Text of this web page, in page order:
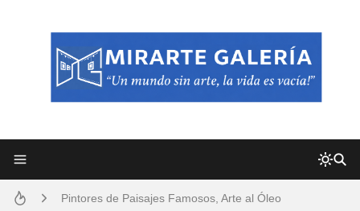
Pintores de Paisajes Famosos, Arte al Óleo